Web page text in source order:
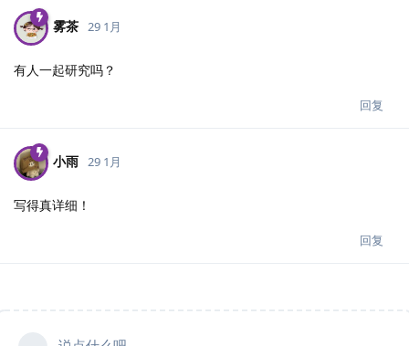
雾茶 29 1月
有人一起研究吗？
回复
小雨 29 1月
写得真详细！
回复